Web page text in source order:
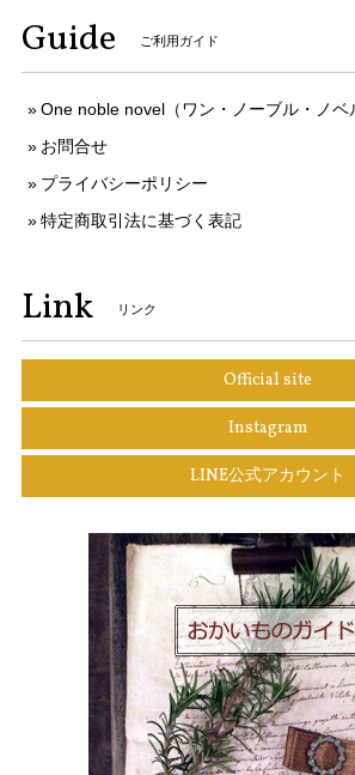
Guide ご利用ガイド
One noble novel（ワン・ノーブル・ノベ
お問合せ
プライバシーポリシー
特定商取引法に基づく表記
Link リンク
Official site
Instagram
LINE公式アカウント